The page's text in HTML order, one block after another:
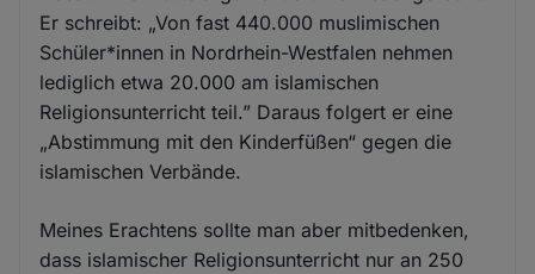
Er schreibt: „Von fast 440.000 muslimischen
Schüler*innen in Nordrhein-Westfalen nehmen
lediglich etwa 20.000 am islamischen
Religionsunterricht teil.” Daraus folgert er eine
„Abstimmung mit den Kinderfüßen“ gegen die
islamischen Verbände.
Meines Erachtens sollte man aber mitbedenken,
dass islamischer Religionsunterricht nur an 250